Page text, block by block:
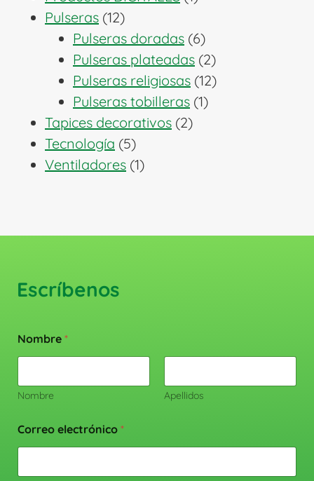
Pulseras 1212
productos
Pulseras doradas 66
productos
Pulseras plateadas 22
productos
Pulseras religiosas 1212
Pulseras tobilleras 11
Tapices decorativos 22
Tecnología 55
productos
Ventiladores 11
Escríbenos
Nombre *
Nombre Apellidos
Correo electrónico *